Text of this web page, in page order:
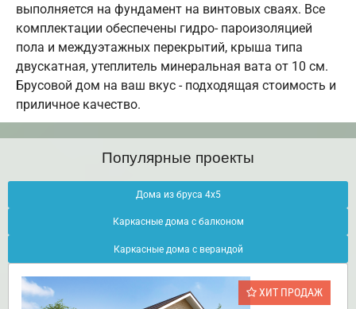
выполняется на фундамент на винтовых сваях. Все
комплектации обеспечены гидро- пароизоляцией
пола и междуэтажных перекрытий, крыша типа
двускатная, утеплитель минеральная вата от 10 см.
Брусовой дом на ваш вкус - подходящая стоимость и
приличное качество.
Популярные проекты
Дома из бруса 4х5
Каркасные дома с балконом
Каркасные дома с верандой
ХИТ ПРОДАЖ